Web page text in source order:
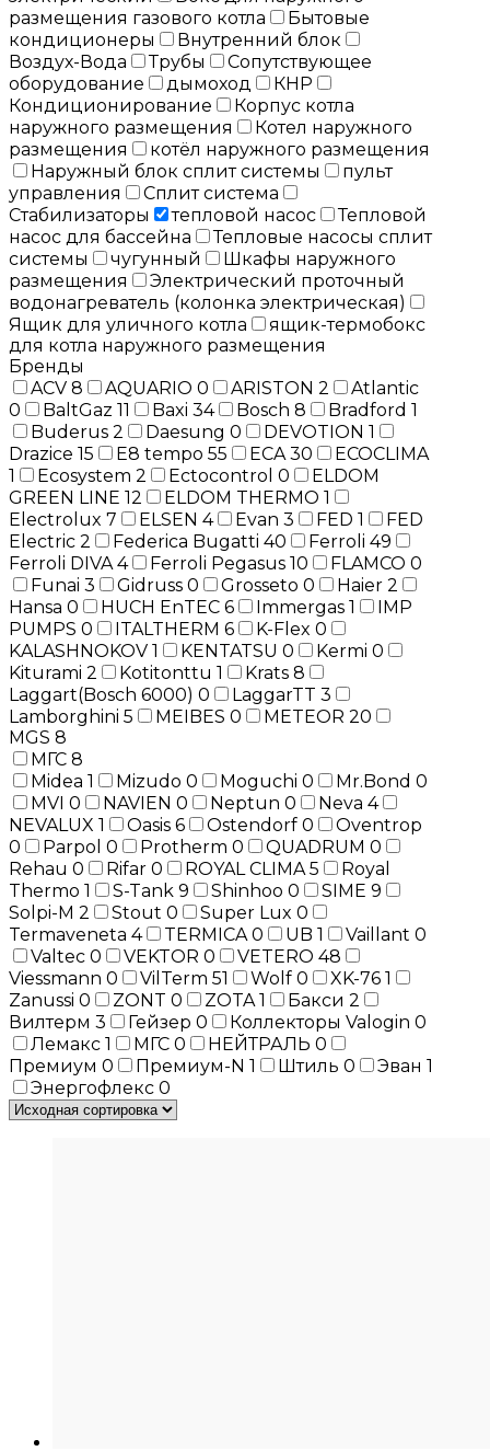
размещения газового котла
Бытовые
кондиционеры
Внутренний блок
Воздух-Вода
Трубы
Сопутствующее
оборудование
дымоход
КНР
Кондиционирование
Корпус котла
наружного размещения
Котел наружного
размещения
котёл наружного размещения
Наружный блок сплит системы
пульт
управления
Сплит система
Стабилизаторы
тепловой насос
Тепловой
насос для бассейна
Тепловые насосы сплит
системы
чугунный
Шкафы наружного
размещения
Электрический проточный
водонагреватель (колонка электрическая)
Ящик для уличного котла
ящик-термобокс
для котла наружного размещения
Бренды
ACV 8 AQUARIO 0 ARISTON 2
Atlantic
0
BaltGaz 11 Baxi 34 Bosch 8 Bradford 1
Buderus 2 Daesung 0 DEVOTION 1
Drazice 15 E8 tempo 55 ECA 30
ECOCLIMA
1
Ecosystem 2 Ectocontrol 0
ELDOM
GREEN LINE 12 ELDOM THERMO 1
Electrolux 7 ELSEN 4 Evan 3 FED 1
FED
Electric 2 Federica Bugatti 40 Ferroli 49
Ferroli DIVA 4 Ferroli Pegasus 10 FLAMCO 0
Funai 3 Gidruss 0 Grosseto 0 Haier 2
Hansa 0 HUCH EnTEC 6 Immergas 1
IMP
PUMPS 0 ITALTHERM 6 K-Flex 0
KALASHNOKOV 1 KENTATSU 0 Kermi 0
Kiturami 2 Kotitonttu 1 Krats 8
Laggart(Bosch 6000) 0 LaggarTT 3
Lamborghini 5 MEIBES 0 METEOR 20
MGS 8
МГС 8
Midea 1 Mizudo 0 Moguchi 0 Mr.Bond 0
MVI 0 NAVIEN 0 Neptun 0 Neva 4
NEVALUX 1 Oasis 6 Ostendorf 0
Oventrop
0
Parpol 0 Protherm 0 QUADRUM 0
Rehau 0 Rifar 0 ROYAL CLIMA 5
Royal
Thermo 1 S-Tank 9 Shinhoo 0 SIME 9
Solpi-M 2 Stout 0 Super Lux 0
Termaveneta 4 TERMICA 0 UB 1 Vaillant 0
Valtec 0 VEKTOR 0 VETERO 48
Viessmann 0 VilTerm 51 Wolf 0 XK-76 1
Zanussi 0 ZONT 0 ZOTA 1 Бакси 2
Вилтерм 3 Гейзер 0 Коллекторы Valogin 0
Лемакс 1 МГС 0 НЕЙТРАЛЬ 0
Премиум 0 Премиум-N 1 Штиль 0 Эван 1
Энергофлекс 0